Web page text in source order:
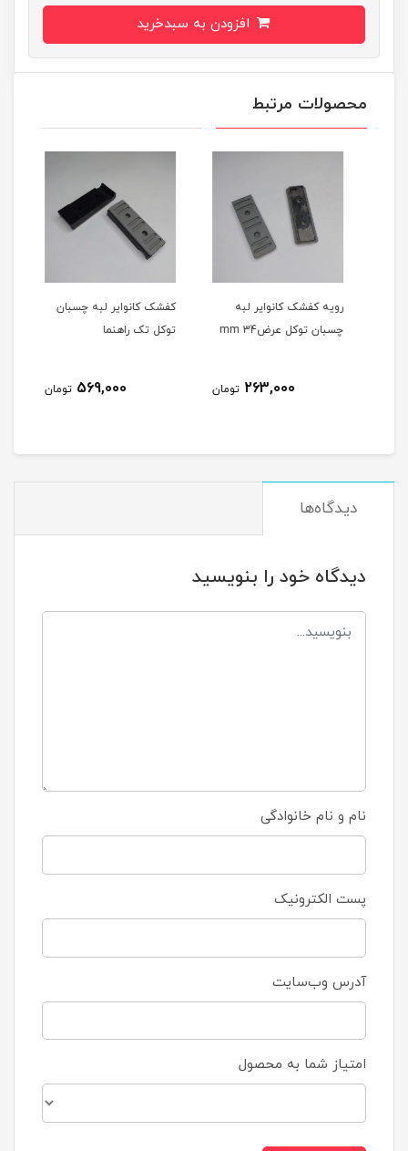
محصولات مرتبط
رویه کفشک کانوایر لبه
چسبان توکل عرضmm 34
263,000 تومان
کفشک کانوایر لبه چسبان
توکل تک راهنما
569,000 تومان
دیدگاه‌ها
دیدگاه خود را بنویسید
نام و نام خانوادگی
پست الکترونیک
آدرس وب‌سایت
امتیاز شما به محصول